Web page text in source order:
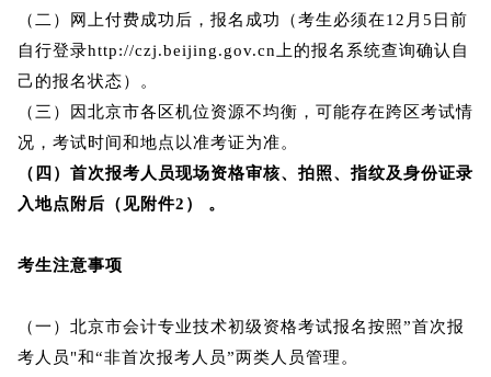
（二）网上付费成功后，报名成功（考生必须在12月5日前
自行登录http://czj.beijing.gov.cn上的报名系统查询确认自
己的报名状态）。
（三）因北京市各区机位资源不均衡，可能存在跨区考试情
况，考试时间和地点以准考证为准。
（四）首次报考人员现场资格审核、拍照、指纹及身份证录
入地点附后（见附件2） 。
考生注意事项
（一）北京市会计专业技术初级资格考试报名按照”首次报
考人员"和“非首次报考人员”两类人员管理。